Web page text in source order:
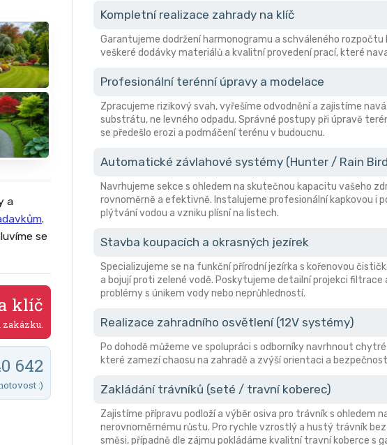
a
.
se
klíč
zakázku.
642
:)
Kompletní realizace zahrady na klíč
Garantujeme dodržení harmonogramu a schváleného
veškeré dodávky materiálů a kvalitní provedení prací, které
Profesionální terénní úpravy a modelace
Zpracujeme rizikový svah, vyřešíme odvodnění a zajistíme
substrátu, ne levného odpadu. Správné postupy při úpravě
se předešlo erozi a podmáčení terénu v budoucnu.
Automatické závlahové systémy (Hunter / Rain
Navrhujeme sekce s ohledem na skutečnou kapacitu vašeho
rovnoměrně a efektivně. Instalujeme profesionální kapkovou i
plýtvání vodou a vzniku plísní na listech.
Stavba koupacích a okrasných jezírek
Specializujeme se na funkční přírodní jezírka s kořenovou
a bojují proti zelené vodě. Poskytujeme detailní projekci
problémy s únikem vody nebo neprůhledností.
Realizace zahradního osvětlení (12V systémy)
Po dohodě můžeme ve spolupráci s odborníky navrhnout
které zamezí chaosu na zahradě a zvýší orientaci a
Zakládání trávníků (seté / travní koberec)
Zajistíme přípravu podloží a výběr osiva pro trávník s ohledem
nerovnoměrnému růstu. Pro rychle vzrostlý a hustý trávník
směsi, případně dle zájmu pokládáme kvalitní travní koberce s